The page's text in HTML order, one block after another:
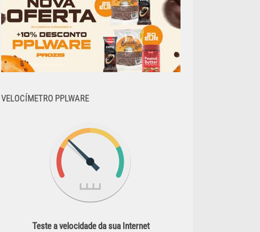
VELOCÍMETRO PPLWARE
Teste a velocidade da sua Internet